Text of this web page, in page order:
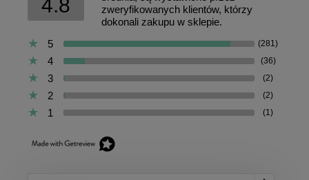
4.8
zweryfikowanych klientów, którzy
dokonali zakupu w sklepie.
5
(281)
4 (36)
3 (2)
2 (2)
1 (1)